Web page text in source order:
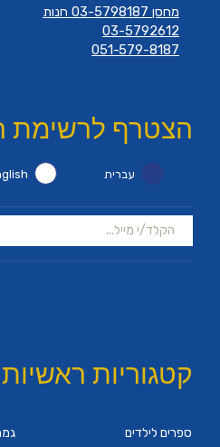
מחסן 03-5798187 חנות
03-5792612
051-579-8187
הצטרף לרשימת
עברית
קטגוריות ראשיות
ספרים לילדים